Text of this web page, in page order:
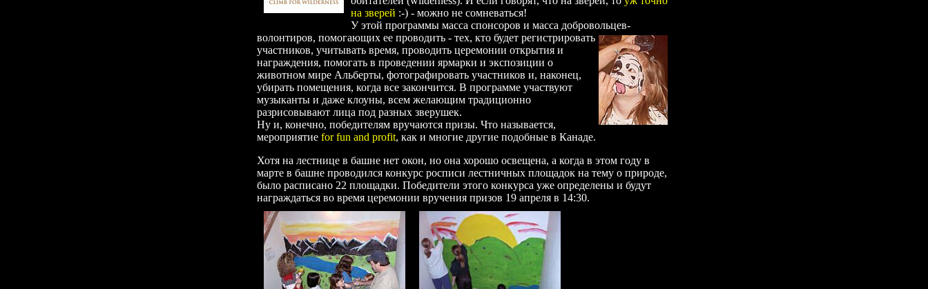
на зверей :-) - можно не сомневаться!
У этой программы масса спонсоров и масса добровольцев-
волонтиров, помогающих ее проводить - тех, кто будет регистрировать
участников, учитывать время, проводить церемонии открытия и
награждения, помогать в проведении ярмарки и экспозиции о
животном мире Альберты, фотографировать участников и, наконец,
убирать помещения, когда все закончится. В программе участвуют
музыканты и даже клоуны, всем желающим традиционно
разрисовывают лица под разных зверушек.
Ну и, конечно, победителям вручаются призы. Что называется,
мероприятие for fun and profit, как и многие другие подобные в Канаде.
Хотя на лестнице в башне нет окон, но она хорошо освещена, а когда в этом году в
марте в башне проводился конкурс росписи лестничных площадок на тему о природе,
было расписано 22 площадки. Победители этого конкурса уже определены и будут
награждаться во время церемонии вручения призов 19 апреля в 14:30.